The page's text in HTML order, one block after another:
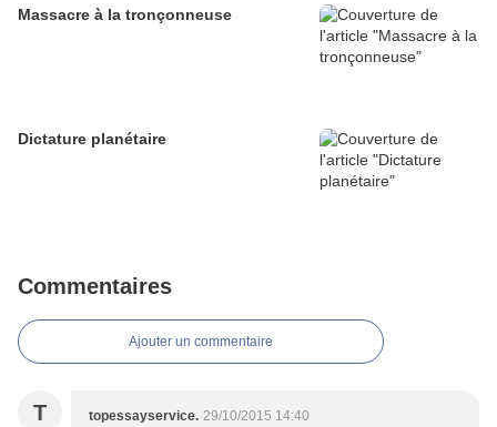
Massacre à la tronçonneuse
Dictature planétaire
Commentaires
Ajouter un commentaire
T topessayservice. 29/10/2015 14:40